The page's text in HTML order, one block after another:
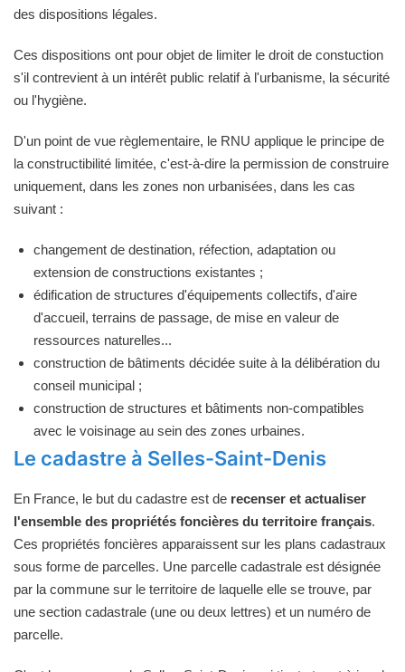
des dispositions légales.
Ces dispositions ont pour objet de limiter le droit de constuction
s'il contrevient à un intérêt public relatif à l'urbanisme, la sécurité
ou l'hygiène.
D'un point de vue règlementaire, le RNU applique le principe de
la constructibilité limitée, c'est-à-dire la permission de construire
uniquement, dans les zones non urbanisées, dans les cas
suivant :
changement de destination, réfection, adaptation ou
extension de constructions existantes ;
édification de structures d'équipements collectifs, d'aire
d'accueil, terrains de passage, de mise en valeur de
ressources naturelles...
construction de bâtiments décidée suite à la délibération du
conseil municipal ;
construction de structures et bâtiments non-compatibles
avec le voisinage au sein des zones urbaines.
Le cadastre à Selles-Saint-Denis
En France, le but du cadastre est de recenser et actualiser
l'ensemble des propriétés foncières du territoire français.
Ces propriétés foncières apparaissent sur les plans cadastraux
sous forme de parcelles. Une parcelle cadastrale est désignée
par la commune sur le territoire de laquelle elle se trouve, par
une section cadastrale (une ou deux lettres) et un numéro de
parcelle.